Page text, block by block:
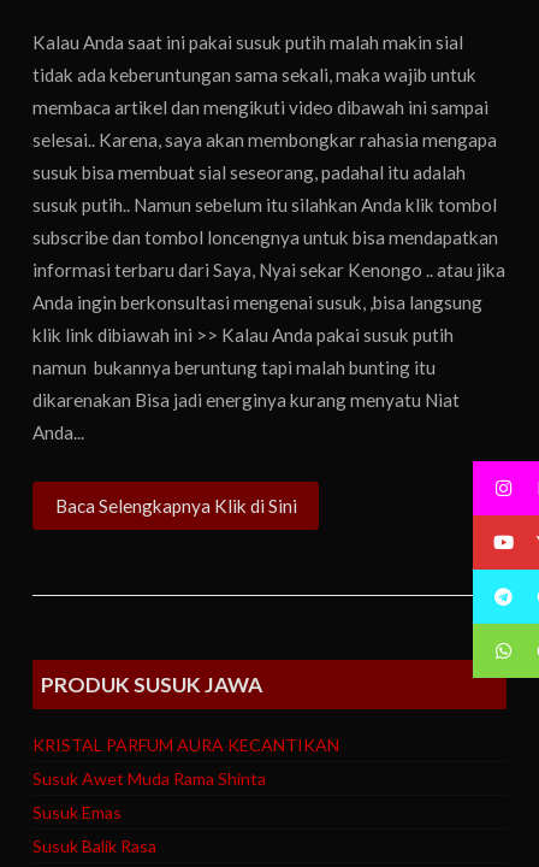
Kalau Anda saat ini pakai susuk putih malah makin sial
tidak ada keberuntungan sama sekali, maka wajib untuk
membaca artikel dan mengikuti video dibawah ini sampai
selesai.. Karena, saya akan membongkar rahasia mengapa
susuk bisa membuat sial seseorang, padahal itu adalah
susuk putih.. Namun sebelum itu silahkan Anda klik tombol
subscribe dan tombol loncengnya untuk bisa mendapatkan
informasi terbaru dari Saya, Nyai sekar Kenongo .. atau jika
Anda ingin berkonsultasi mengenai susuk, ,bisa langsung
klik link dibiawah ini >> Kalau Anda pakai susuk putih
namun bukannya beruntung tapi malah bunting itu
dikarenakan Bisa jadi energinya kurang menyatu Niat
Anda...
Baca Selengkapnya Klik di Sini
PRODUK SUSUK JAWA
KRISTAL PARFUM AURA KECANTIKAN
Susuk Awet Muda Rama Shinta
Susuk Emas
Susuk Balik Rasa